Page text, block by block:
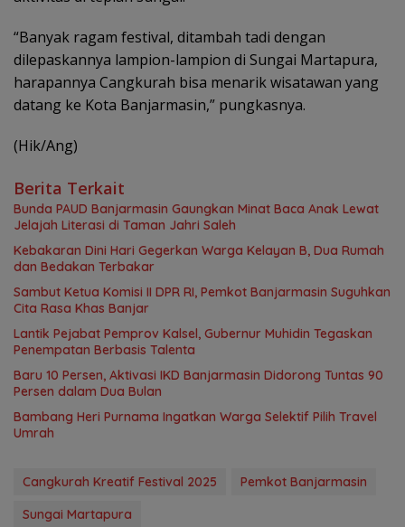
“Banyak ragam festival, ditambah tadi dengan
dilepaskannya lampion-lampion di Sungai Martapura,
harapannya Cangkurah bisa menarik wisatawan yang
datang ke Kota Banjarmasin,” pungkasnya.
(Hik/Ang)
Berita Terkait
Bunda PAUD Banjarmasin Gaungkan Minat Baca Anak Lewat
Jelajah Literasi di Taman Jahri Saleh
Kebakaran Dini Hari Gegerkan Warga Kelayan B, Dua Rumah
dan Bedakan Terbakar
Sambut Ketua Komisi II DPR RI, Pemkot Banjarmasin Suguhkan
Cita Rasa Khas Banjar
Lantik Pejabat Pemprov Kalsel, Gubernur Muhidin Tegaskan
Penempatan Berbasis Talenta
Baru 10 Persen, Aktivasi IKD Banjarmasin Didorong Tuntas 90
Persen dalam Dua Bulan
Bambang Heri Purnama Ingatkan Warga Selektif Pilih Travel
Umrah
Cangkurah Kreatif Festival 2025
Pemkot Banjarmasin
Sungai Martapura